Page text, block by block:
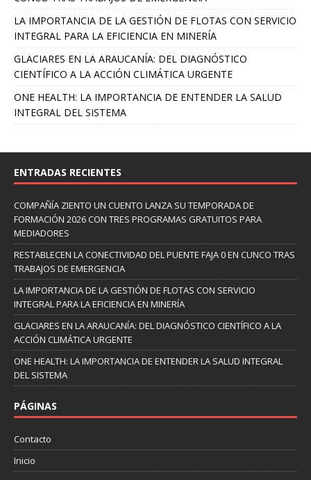
LA IMPORTANCIA DE LA GESTIÓN DE FLOTAS CON SERVICIO
INTEGRAL PARA LA EFICIENCIA EN MINERÍA
GLACIARES EN LA ARAUCANÍA: DEL DIAGNÓSTICO
CIENTÍFICO A LA ACCIÓN CLIMÁTICA URGENTE
ONE HEALTH: LA IMPORTANCIA DE ENTENDER LA SALUD
INTEGRAL DEL SISTEMA
ENTRADAS RECIENTES
COMPAÑÍA ZIENTO UN CUENTO LANZA SU TEMPORADA DE
FORMACIÓN 2026 CON TRES PROGRAMAS GRATUITOS PARA
MEDIADORES
RESTABLECEN LA CONECTIVIDAD DEL PUENTE FAJA 0 EN CUNCO TRAS
TRABAJOS DE EMERGENCIA
LA IMPORTANCIA DE LA GESTIÓN DE FLOTAS CON SERVICIO
INTEGRAL PARA LA EFICIENCIA EN MINERÍA
GLACIARES EN LA ARAUCANÍA: DEL DIAGNÓSTICO CIENTÍFICO A LA
ACCIÓN CLIMÁTICA URGENTE
ONE HEALTH: LA IMPORTANCIA DE ENTENDER LA SALUD INTEGRAL
DEL SISTEMA
PÁGINAS
Contacto
Inicio